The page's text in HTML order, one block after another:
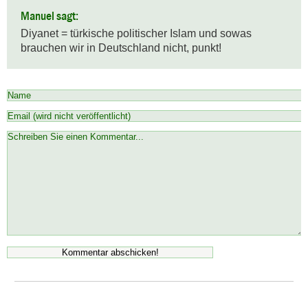
Manuel sagt:
Diyanet = türkische politischer Islam und sowas
brauchen wir in Deutschland nicht, punkt!